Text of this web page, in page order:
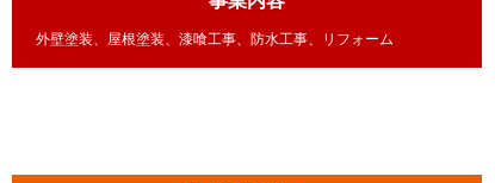
外壁塗装、屋根塗装、漆喰工事、防水工事、リフォーム